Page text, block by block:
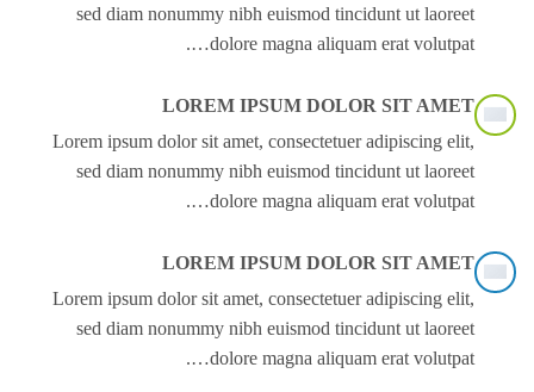
sed diam nonummy nibh euismod tincidunt ut laoreet
dolore magna aliquam erat volutpat….
LOREM IPSUM DOLOR SIT AMET
Lorem ipsum dolor sit amet, consectetuer adipiscing elit,
sed diam nonummy nibh euismod tincidunt ut laoreet
dolore magna aliquam erat volutpat….
LOREM IPSUM DOLOR SIT AMET
Lorem ipsum dolor sit amet, consectetuer adipiscing elit,
sed diam nonummy nibh euismod tincidunt ut laoreet
dolore magna aliquam erat volutpat….